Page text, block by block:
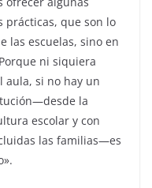
prácticas, que son lo
las escuelas, sino en
ni siquiera
aula, si no hay un
la
escolar y con
las familias—es